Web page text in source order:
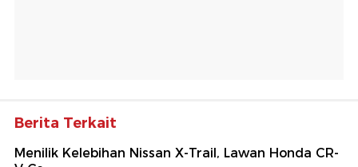
Berita Terkait
Menilik Kelebihan Nissan X-Trail, Lawan Honda CR-